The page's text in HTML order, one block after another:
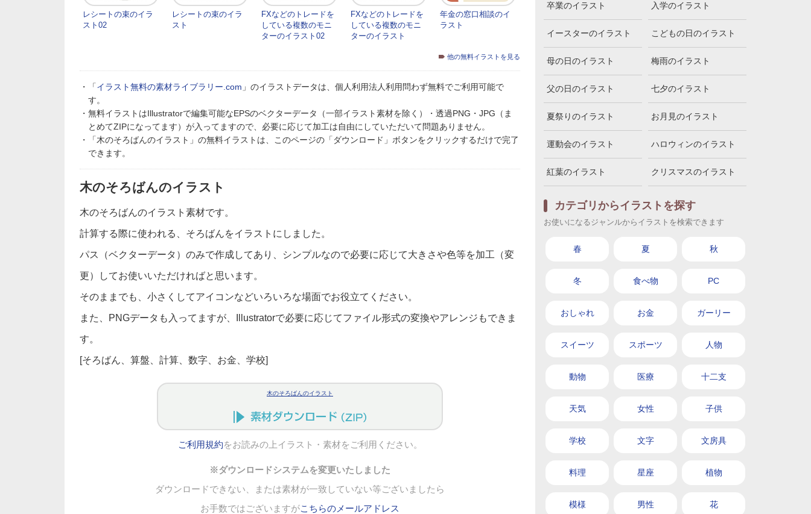
レシートの束のイラ
スト02
レシートの束のイラ
スト
FXなどのトレードを
している複数のモニ
ターのイラスト02
FXなどのトレードを
している複数のモニ
ターのイラスト
年金の窓口相談のイ
ラスト
他の無料イラストを見る
・「イラスト無料の素材ライブラリー.com 」のイラストデータは、個人利用法人利用問わず無料でご利用可能で
す。
・無料イラストはIllustratorで編集可能なEPSのベクターデータ（一部イラスト素材を除く）・透過PNG・JPG（ま
とめてZIPになってます）が入ってますので、必要に応じて加工は自由にしていただいて問題ありません。
・「木のそろばんのイラスト」の無料イラストは、このページの「ダウンロード」ボタンをクリックするだけで完了
できます。
木のそろばんのイラスト
木のそろばんのイラスト素材です。
計算する際に使われる、そろばんをイラストにしました。
パス（ベクターデータ）のみで作成してあり、シンプルなので必要に応じて大きさや色等を加工（変
更）してお使いいただければと思います。
そのままでも、小さくしてアイコンなどいろいろな場面でお役立てください。
また、PNGデータも入ってますが、Illustratorで必要に応じてファイル形式の変換やアレンジもできま
す。
[そろばん、算盤、計算、数字、お金、学校]
木のそろばんのイラスト
ご利用規約をお読みの上イラスト・素材をご利用ください。
※ダウンロードシステムを変更いたしました
ダウンロードできない、または素材が一致していない等ございましたら
お手数ではございますがこちらのメールアドレス
卒業のイラスト 入学のイラスト
イースターのイラスト こどもの日のイラスト
母の日のイラスト 梅雨のイラスト
父の日のイラスト 七夕のイラスト
夏祭りのイラスト お月見のイラスト
運動会のイラスト ハロウィンのイラスト
紅葉のイラスト クリスマスのイラスト
カテゴリからイラストを探す
お使いになるジャンルからイラストを検索できます
春 夏 秋
冬 食べ物 PC
おしゃれ お金 ガーリー
スイーツ スポーツ 人物
動物 医療 十二支
天気 女性 子供
学校 文字 文房具
料理 星座 植物
模様 男性 花